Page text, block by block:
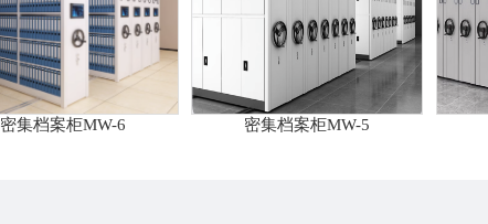
密集档案柜MW-6 密集档案柜MW-5